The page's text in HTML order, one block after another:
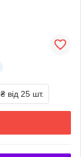
від 25 шт.